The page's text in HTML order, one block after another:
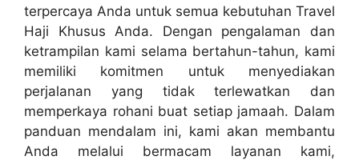
terpercaya Anda untuk semua kebutuhan Travel
Haji Khusus Anda. Dengan pengalaman dan
ketrampilan kami selama bertahun-tahun, kami
memiliki komitmen untuk menyediakan
perjalanan yang tidak terlewatkan dan
memperkaya rohani buat setiap jamaah. Dalam
panduan mendalam ini, kami akan membantu
Anda melalui bermacam layanan kami,